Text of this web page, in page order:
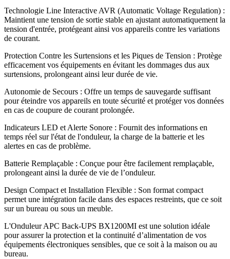
Technologie Line Interactive AVR (Automatic Voltage Regulation) :
Maintient une tension de sortie stable en ajustant automatiquement la
tension d'entrée, protégeant ainsi vos appareils contre les variations
de courant.
Protection Contre les Surtensions et les Piques de Tension : Protège
efficacement vos équipements en évitant les dommages dus aux
surtensions, prolongeant ainsi leur durée de vie.
Autonomie de Secours : Offre un temps de sauvegarde suffisant
pour éteindre vos appareils en toute sécurité et protéger vos données
en cas de coupure de courant prolongée.
Indicateurs LED et Alerte Sonore : Fournit des informations en
temps réel sur l'état de l'onduleur, la charge de la batterie et les
alertes en cas de problème.
Batterie Remplaçable : Conçue pour être facilement remplaçable,
prolongeant ainsi la durée de vie de l’onduleur.
Design Compact et Installation Flexible : Son format compact
permet une intégration facile dans des espaces restreints, que ce soit
sur un bureau ou sous un meuble.
L'Onduleur APC Back-UPS BX1200MI est une solution idéale
pour assurer la protection et la continuité d’alimentation de vos
équipements électroniques sensibles, que ce soit à la maison ou au
bureau.